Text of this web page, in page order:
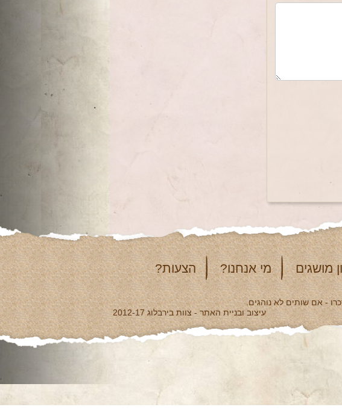
מושגים מי אנחנו? הצעות?
- אם שותים לא נוהגים.
עיצוב ובניית האתר - צוות בירבלוג 2012-17